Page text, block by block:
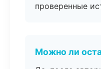
проверенные
Можно ли